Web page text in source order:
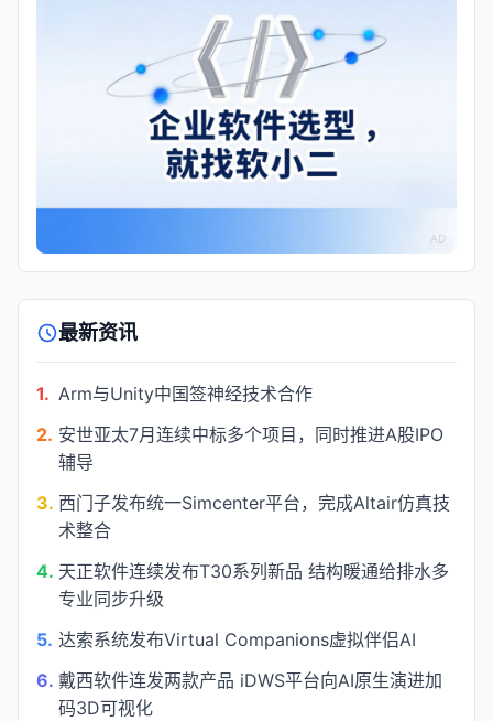
AD
最新资讯
1. Arm与Unity中国签神经技术合作
2. 安世亚太7月连续中标多个项目，同时推进A股IPO
辅导
3. 西门子发布统一Simcenter平台，完成Altair仿真技
术整合
4. 天正软件连续发布T30系列新品 结构暖通给排水多
专业同步升级
5. 达索系统发布Virtual Companions虚拟伴侣AI
6. 戴西软件连发两款产品 iDWS平台向AI原生演进加
码3D可视化